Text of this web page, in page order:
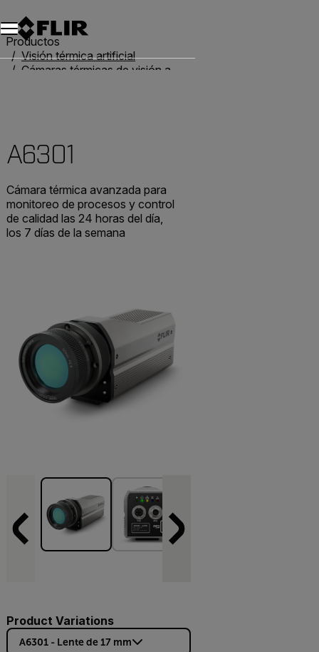
Productos
Visión térmica artificial
Cámaras térmicas de visión artificial
A6301
Cámara térmica avanzada para
monitoreo de procesos y control
de calidad las 24 horas del día,
los 7 días de la semana
Product Variations
A6301 - Lente de 17 mm